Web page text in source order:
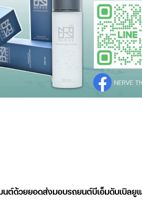
นต์ด้วยยอดส่งมอบรถยนต์บีเอ็มดับเบิลยู